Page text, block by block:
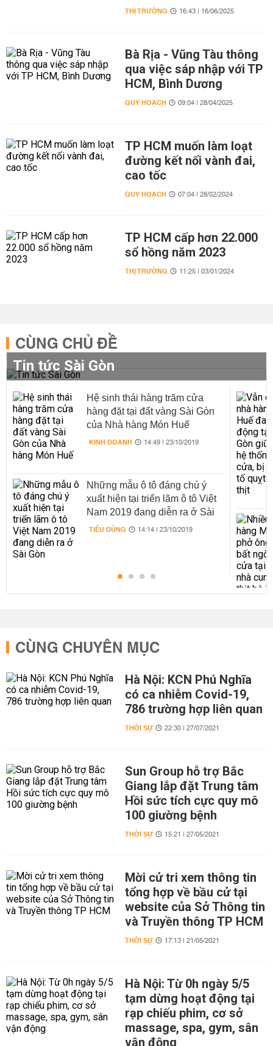
THỊ TRƯỜNG 16:43 | 16/06/2025
Bà Rịa - Vũng Tàu thông
qua việc sáp nhập với TP
HCM, Bình Dương
QUY HOẠCH 09:04 | 28/04/2025
TP HCM muốn làm loạt
đường kết nối vành đai,
cao tốc
QUY HOẠCH 07:04 | 28/02/2024
TP HCM cấp hơn 22.000
sổ hồng năm 2023
THỊ TRƯỜNG 11:25 | 03/01/2024
CÙNG CHỦ ĐỀ
Tin tức Sài Gòn
Hệ sinh thái hàng trăm cửa
hàng đặt tại đất vàng Sài Gòn
của Nhà hàng Món Huế
KINH DOANH 14:49 | 23/10/2019
Những mẫu ô tô đáng chú ý
xuất hiện tại triển lãm ô tô Việt
Nam 2019 đang diễn ra ở Sài
Gòn
TIÊU DÙNG 14:14 | 23/10/2019
CÙNG CHUYÊN MỤC
Hà Nội: KCN Phú Nghĩa
có ca nhiễm Covid-19,
786 trường hợp liên quan
THỜI SỰ 22:30 | 27/07/2021
Sun Group hỗ trợ Bắc
Giang lắp đặt Trung tâm
Hồi sức tích cực quy mô
100 giường bệnh
THỜI SỰ 15:21 | 27/05/2021
Mời cử tri xem thông tin
tổng hợp về bầu cử tại
website của Sở Thông tin
và Truyền thông TP HCM
THỜI SỰ 17:13 | 21/05/2021
Hà Nội: Từ 0h ngày 5/5
tạm dừng hoạt động tại
rạp chiếu phim, cơ sở
massage, spa, gym, sân
vận động